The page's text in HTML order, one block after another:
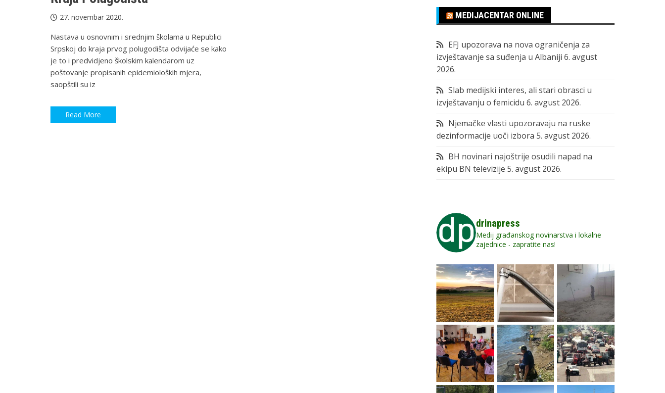
27. novembar 2020.
Nastava u osnovnim i srednjim školama u Republici
Srpskoj do kraja prvog polugodišta odvijaće se kako
je to i predvidjeno školskim kalendarom uz
poštovanje propisanih epidemioloških mjera,
saopštili su iz
Read More
MEDIJACENTAR ONLINE
EFJ upozorava na nova ograničenja za
izvještavanje sa suđenja u Albaniji 6. avgust
2026.
Slab medijski interes, ali stari obrasci u
izvještavanju o femicidu 6. avgust 2026.
Njemačke vlasti upozoravaju na ruske
dezinformacije uoči izbora 5. avgust 2026.
BH novinari najoštrije osudili napad na
ekipu BN televizije 5. avgust 2026.
drinapress
Medij građanskog novinarstva i lokalne
zajednice - zapratite nas!